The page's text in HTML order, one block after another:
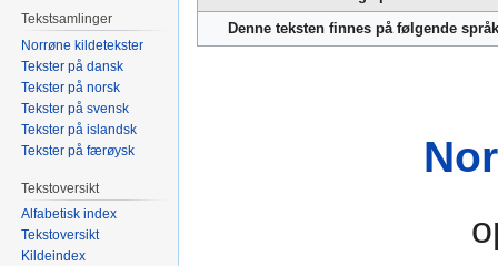
til
navigering
til
Denne teksten finnes på følgende
Tekstsamlinger
Norrøne kildetekster
Tekster på dansk
Tekster på norsk
Tekster på svensk
Tekster på islandsk
Tekster på færøysk
Tekstoversikt
Alfabetisk index
Tekstoversikt
Kildeindex